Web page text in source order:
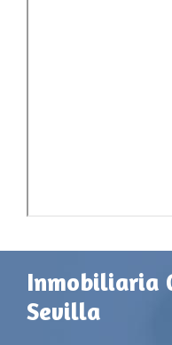
Inmobiliaria
Sevilla